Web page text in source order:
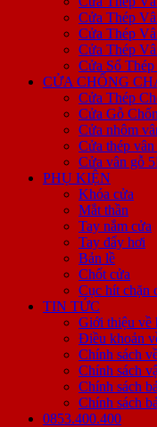
Cửa Thép
Cửa Thép
Cửa Thép
Cửa Sổ
CỬA CHỐNG
Cửa Thép
Cửa Gỗ
Cửa nhôm
Cửa thép
Cửa vân gỗ
PHỤ KIỆN
Khóa cửa
Mắt thần
Tay nắm cửa
Tay đẩy hơi
Bản lề
Chốt cửa
Cục hít chặn
TIN TỨC
Giới thiệu về
Điều khoản
Chính sách
Chính sách
Chính sách
Chính sách
0853.400.400